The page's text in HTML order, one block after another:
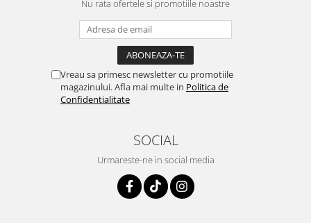
Nu rata ofertele si promotiile noastre
Vreau sa primesc newsletter cu promotiile
magazinului. Afla mai multe in Politica de
Confidentialitate
SOCIAL
Urmareste-ne in social media